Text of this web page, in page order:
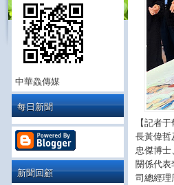
【記者
長黃偉哲
忠傑博
關係代表
司總經理
中華鱻傳媒
每日新聞
新聞回顧